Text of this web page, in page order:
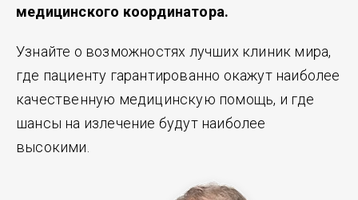
медицинского координатора.
Узнайте о возможностях лучших клиник мира,
где пациенту гарантированно окажут наиболее
качественную медицинскую помощь, и где
шансы на излечение будут наиболее
высокими.